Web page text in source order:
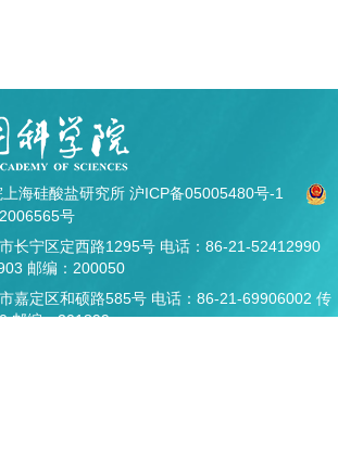
海硅酸盐研究所 沪ICP备05005480号-1
号
长宁区定西路1295号 电话：86-21-52412990
邮编：200050
嘉定区和硕路585号 电话：86-21-69906002 传
邮编：201899